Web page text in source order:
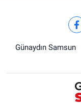
Günaydın Samsun